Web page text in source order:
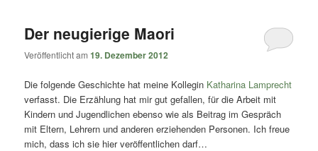
Der neugierige Maori
Veröffentlicht am19. Dezember 2012
Die folgende Geschichte hat meine Kollegin Katharina Lamprecht
verfasst. Die Erzählung hat mir gut gefallen, für die Arbeit mit
Kindern und Jugendlichen ebenso wie als Beitrag im Gespräch
mit Eltern, Lehrern und anderen erziehenden Personen. Ich freue
mich, dass ich sie hier veröffentlichen darf…